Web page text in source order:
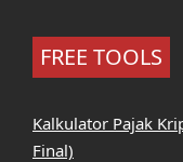
FREE TOOLS
Kalkulator Pajak
Final)